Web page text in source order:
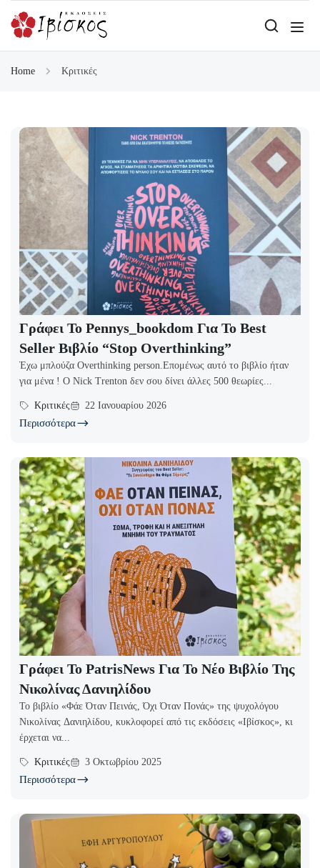
Home Κριτικές
Γράφει Το Pennys_bookdom Για Το Best
Seller Βιβλίο “Stop Overthinking”
Έχω μπλούζα Overthinking person.Επομένως αυτό το βιβλίο ήταν
για μένα ! Ο Nick Trenton δεν σου δίνει άλλες 500 θεωρίες...
Κριτικές 22 Ιανουαρίου 2026
Περισσότερα
Γράφει Το PatrisNews Για Το Νέο Βιβλίο Της
Νικολίνας Δανιηλίδου
Το βιβλίο «Φάε Όταν Πεινάς, Όχι Όταν Πονάς» της ψυχολόγου
Νικολίνας Δανιηλίδου, κυκλοφορεί από τις εκδόσεις «Ιβίσκος», κι
έρχεται να...
Κριτικές 3 Οκτωβρίου 2025
Περισσότερα